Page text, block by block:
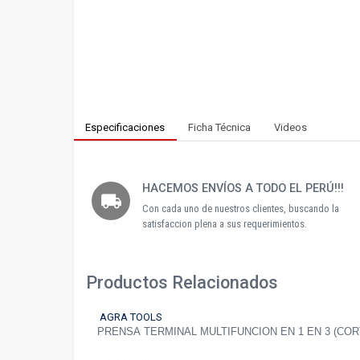
Especificaciones Ficha Técnica Videos
local_shipping
HACEMOS ENVÍOS A TODO EL PERÚ!!!
Con cada uno de nuestros clientes, buscando la
satisfaccion plena a sus requerimientos.
Productos Relacionados
AGRA TOOLS
PRENSA TERMINAL MULTIFUNCION EN 1 EN 3